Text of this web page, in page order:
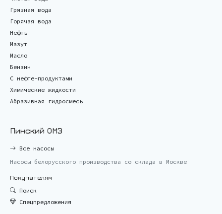
Грязная вода
Горячая вода
Нефть
Мазут
Масло
Бензин
С нефте-продуктами
Химические жидкости
Абразивная гидросмесь
Пинский ОМЗ
Все насосы
Насосы белорусского производства со склада в Москве
Покупателям
Поиск
Спецпредложения